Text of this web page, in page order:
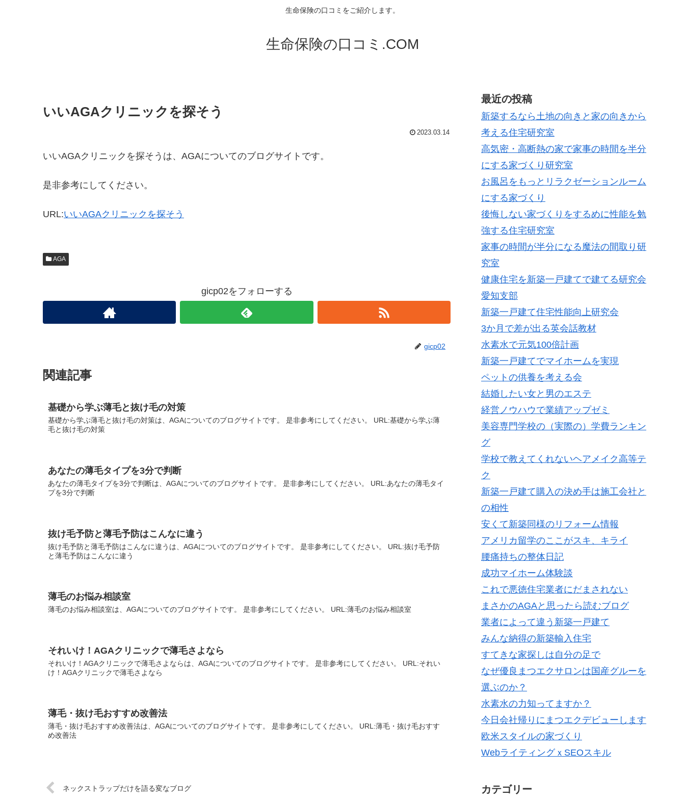
生命保険の口コミをご紹介します。
生命保険の口コミ.COM
いいAGAクリニックを探そう
2023.03.14
いいAGAクリニックを探そうは、AGAについてのブログサイトです。
是非参考にしてください。
URL:いいAGAクリニックを探そう
AGA
gicp02をフォローする
gicp02
関連記事
基礎から学ぶ薄毛と抜け毛の対策
基礎から学ぶ薄毛と抜け毛の対策は、AGAについてのブログサイトです。 是非参考にしてください。 URL:基礎から学ぶ薄
毛と抜け毛の対策
あなたの薄毛タイプを3分で判断
あなたの薄毛タイプを3分で判断は、AGAについてのブログサイトです。 是非参考にしてください。 URL:あなたの薄毛タイ
プを3分で判断
抜け毛予防と薄毛予防はこんなに違う
抜け毛予防と薄毛予防はこんなに違うは、AGAについてのブログサイトです。 是非参考にしてください。 URL:抜け毛予防
と薄毛予防はこんなに違う
薄毛のお悩み相談室
薄毛のお悩み相談室は、AGAについてのブログサイトです。 是非参考にしてください。 URL:薄毛のお悩み相談室
それいけ！AGAクリニックで薄毛さよなら
それいけ！AGAクリニックで薄毛さよならは、AGAについてのブログサイトです。 是非参考にしてください。 URL:それい
け！AGAクリニックで薄毛さよなら
薄毛・抜け毛おすすめ改善法
薄毛・抜け毛おすすめ改善法は、AGAについてのブログサイトです。 是非参考にしてください。 URL:薄毛・抜け毛おすす
め改善法
ネックストラップだけを語る変なブログ
最近の投稿
新築するなら土地の向きと家の向きから
考える住宅研究室
高気密・高断熱の家で家事の時間を半分
にする家づくり研究室
お風呂をもっとリラクゼーションルーム
にする家づくり
後悔しない家づくりをするめに性能を勉
強する住宅研究室
家事の時間が半分になる魔法の間取り研
究室
健康住宅を新築一戸建てで建てる研究会
愛知支部
新築一戸建て住宅性能向上研究会
3か月で差が出る英会話教材
水素水で元気100倍計画
新築一戸建てでマイホームを実現
ペットの供養を考える会
結婚したい女と男のエステ
経営ノウハウで業績アップゼミ
美容専門学校の（実際の）学費ランキン
グ
学校で教えてくれないヘアメイク高等テ
ク
新築一戸建て購入の決め手は施工会社と
の相性
安くて新築同様のリフォーム情報
アメリカ留学のここがスキ、キライ
腰痛持ちの整体日記
成功マイホーム体験談
これで悪徳住宅業者にだまされない
まさかのAGAと思ったら読むブログ
業者によって違う新築一戸建て
みんな納得の新築輸入住宅
すてきな家探しは自分の足で
なぜ優良まつエクサロンは国産グルーを
選ぶのか？
水素水の力知ってますか？
今日会社帰りにまつエクデビューします
欧米スタイルの家づくり
WebライティングｘSEOスキル
カテゴリー